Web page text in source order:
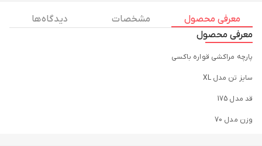
معرفی محصول مشخصات
دیدگاه ها
معرفی محصول
پارچه مراکشی قواره باکسی
سایز تن مدل XL
قد مدل 175
وزن مدل 70